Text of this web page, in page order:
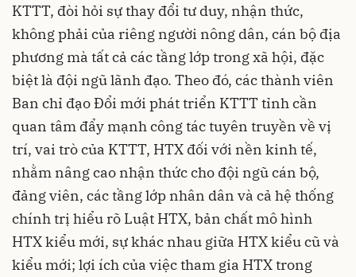
KTTT, đòi hỏi sự thay đổi tư duy, nhận thức,
không phải của riêng người nông dân, cán bộ địa
phương mà tất cả các tầng lớp trong xã hội, đặc
biệt là đội ngũ lãnh đạo. Theo đó, các thành viên
Ban chỉ đạo Đổi mới phát triển KTTT tỉnh cần
quan tâm đẩy mạnh công tác tuyên truyền về vị
trí, vai trò của KTTT, HTX đối với nền kinh tế,
nhằm nâng cao nhận thức cho đội ngũ cán bộ,
đảng viên, các tầng lớp nhân dân và cả hệ thống
chính trị hiểu rõ Luật HTX, bản chất mô hình
HTX kiểu mới, sự khác nhau giữa HTX kiểu cũ và
kiểu mới; lợi ích của việc tham gia HTX trong